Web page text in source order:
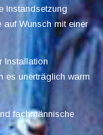
Instandsetzung
auf Wunsch mit einer
Installation
es unerträglich warm
fachmännische